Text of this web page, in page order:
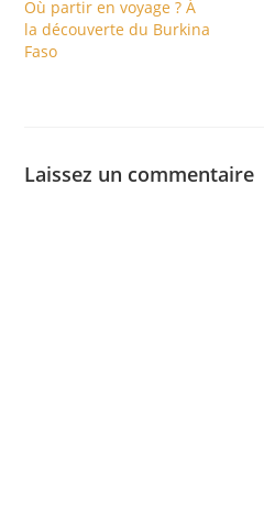
Où partir en voyage ? À
la découverte du Burkina
Faso
Laissez un commentaire